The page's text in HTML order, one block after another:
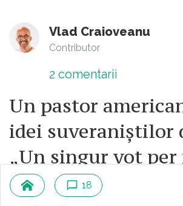
Vlad Craioveanu
Contributor
2 comentarii
Un pastor
idei suveraniștilor
„Un singur vot
tradițională”. Spre
18